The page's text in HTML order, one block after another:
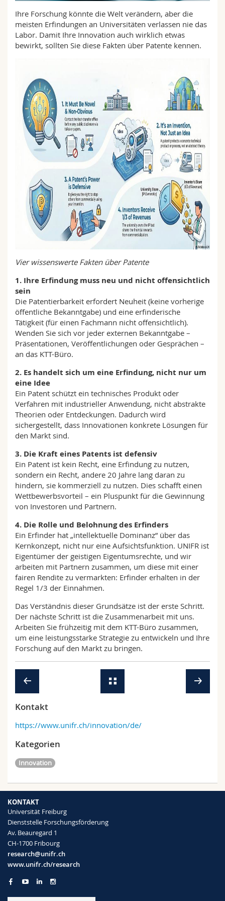
Interfakultär
Doktorierende
Vorlesungsverzeichnis
Ihre Forschung könnte die Welt verändern, aber die
meisten Erfindungen an Universitäten verlassen nie das
Labor. Damit Ihre Innovation auch wirklich etwas
bewirkt, sollten Sie diese Fakten über Patente kennen.
Vier wissenswerte Fakten über Patente
1. Ihre Erfindung muss neu und nicht offensichtlich
sein
Die Patentierbarkeit erfordert Neuheit (keine vorherige
öffentliche Bekanntgabe) und eine erfinderische
Tätigkeit (für einen Fachmann nicht offensichtlich).
Wenden Sie sich vor jeder externen Bekanntgabe –
Präsentationen, Veröffentlichungen oder Gesprächen –
an das KTT-Büro.
2. Es handelt sich um eine Erfindung, nicht nur um
eine Idee
Ein Patent schützt ein technisches Produkt oder
Verfahren mit industrieller Anwendung, nicht abstrakte
Theorien oder Entdeckungen. Dadurch wird
sichergestellt, dass Innovationen konkrete Lösungen für
den Markt sind.
3. Die Kraft eines Patents ist defensiv
Ein Patent ist kein Recht, eine Erfindung zu nutzen,
sondern ein Recht, andere 20 Jahre lang daran zu
hindern, sie kommerziell zu nutzen. Dies schafft einen
Wettbewerbsvorteil – ein Pluspunkt für die Gewinnung
von Investoren und Partnern.
4. Die Rolle und Belohnung des Erfinders
Ein Erfinder hat „intellektuelle Dominanz” über das
Kernkonzept, nicht nur eine Aufsichtsfunktion. UNIFR ist
Eigentümer der geistigen Eigentumsrechte, und wir
arbeiten mit Partnern zusammen, um diese mit einer
fairen Rendite zu vermarkten: Erfinder erhalten in der
Regel 1/3 der Einnahmen.
Das Verständnis dieser Grundsätze ist der erste Schritt.
Der nächste Schritt ist die Zusammenarbeit mit uns.
Arbeiten Sie frühzeitig mit dem KTT-Büro zusammen,
um eine leistungsstarke Strategie zu entwickeln und Ihre
Forschung auf den Markt zu bringen.
Kontakt
https://www.unifr.ch/innovation/de/
Kategorien
Innovation
KONTAKT
Universität Freiburg
Dienststelle Forschungsförderung
Av. Beauregard 1
CH-1700 Fribourg
research@unifr.ch
www.unifr.ch/research